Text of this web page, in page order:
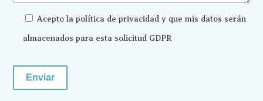
Acepto la política de privacidad y que mis datos serán
almacenados para esta solicitud GDPR